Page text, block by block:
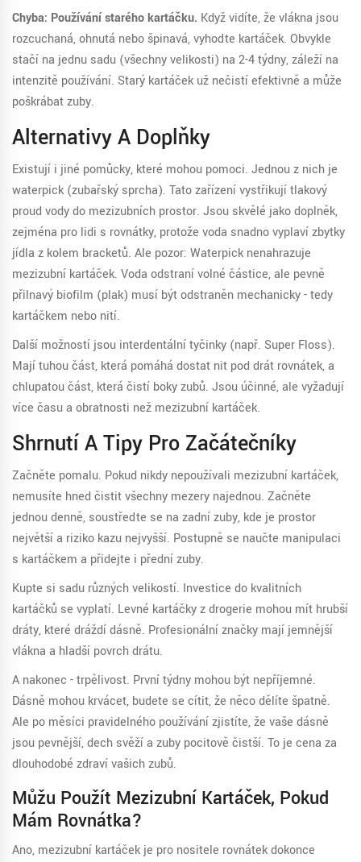
Chyba: Používání starého kartáčku. Když vidíte, že vlákna jsou
rozcuchaná, ohnutá nebo špinavá, vyhoďte kartáček. Obvykle
stačí na jednu sadu (všechny velikosti) na 2-4 týdny, záleží na
intenzitě používání. Starý kartáček už nečistí efektivně a může
poškrábat zuby.
Alternativy A Doplňky
Existují i jiné pomůcky, které mohou pomoci. Jednou z nich je
waterpick (zubařský sprcha). Tato zařízení vystřikují tlakový
proud vody do mezizubních prostor. Jsou skvělé jako doplněk,
zejména pro lidi s rovnátky, protože voda snadno vyplaví zbytky
jídla z kolem bracketů. Ale pozor: Waterpick nenahrazuje
mezizubní kartáček. Voda odstraní volné částice, ale pevně
přilnavý biofilm (plak) musí být odstraněn mechanicky - tedy
kartáčkem nebo nití.
Další možností jsou interdentální tyčinky (např. Super Floss).
Mají tuhou část, která pomáhá dostat nit pod drát rovnátek, a
chlupatou část, která čistí boky zubů. Jsou účinné, ale vyžadují
více času a obratnosti než mezizubní kartáček.
Shrnutí A Tipy Pro Začátečníky
Začněte pomalu. Pokud nikdy nepoužívali mezizubní kartáček,
nemusíte hned čistit všechny mezery najednou. Začněte
jednou denně, soustřeďte se na zadní zuby, kde je prostor
největší a riziko kazu nejvyšší. Postupně se naučte manipulaci
s kartáčkem a přidejte i přední zuby.
Kupte si sadu různých velikostí. Investice do kvalitních
kartáčků se vyplatí. Levné kartáčky z drogerie mohou mít hrubší
dráty, které dráždí dásně. Profesionální značky mají jemnější
vlákna a hladší povrch drátu.
A nakonec - trpělivost. První týdny mohou být nepříjemné.
Dásně mohou krvácet, budete se cítit, že něco dělíte špatně.
Ale po měsíci pravidelného používání zjistíte, že vaše dásně
jsou pevnější, dech svěží a zuby pocitově čistší. To je cena za
dlouhodobé zdraví vašich zubů.
Můžu Použít Mezizubní Kartáček, Pokud
Mám Rovnátka?
Ano, mezizubní kartáček je pro nositele rovnátek dokonce